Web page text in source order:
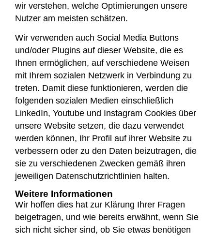
wir verstehen, welche Optimierungen unsere
Nutzer am meisten schätzen.
Wir verwenden auch Social Media Buttons
und/oder Plugins auf dieser Website, die es
Ihnen ermöglichen, auf verschiedene Weisen
mit Ihrem sozialen Netzwerk in Verbindung zu
treten. Damit diese funktionieren, werden die
folgenden sozialen Medien einschließlich
LinkedIn, Youtube und Instagram Cookies über
unsere Website setzen, die dazu verwendet
werden können, Ihr Profil auf ihrer Website zu
verbessern oder zu den Daten beizutragen, die
sie zu verschiedenen Zwecken gemäß ihren
jeweiligen Datenschutzrichtlinien halten.
Weitere Informationen
Wir hoffen dies hat zur Klärung Ihrer Fragen
beigetragen, und wie bereits erwähnt, wenn Sie
sich nicht sicher sind, ob Sie etwas benötigen